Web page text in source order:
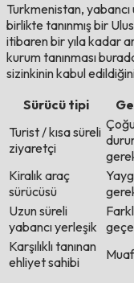
Turkmenistan,
birlikte tanınmış bir
itibaren bir yıla kadar
kurum tanınması
sizinkinin kabul
Sürücü tipi
Turist / kısa süreli
ziyaretçi
Kiralık araç
sürücüsü
Uzun süreli
yabancı yerleşik
Karşılıklı tanınan
ehliyet sahibi